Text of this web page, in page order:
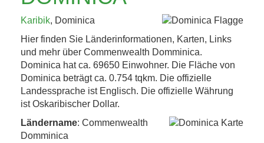
KAFFEEHAUSKULTUR,
K.U.K.-ERBE UND
TRÜFFEL 4. BIS 8....
Jetzt entdecken!
Karibik, Dominica
Hier finden Sie Länderinformationen, Karten, Links
und mehr über Commenwealth Domminica.
Dominica hat ca. 69650 Einwohner. Die Fläche von
Dominica beträgt ca. 0.754 tqkm. Die offizielle
Landessprache ist Englisch. Die offizielle Währung
ist Oskaribischer Dollar.
Ländername: Commenwealth
Domminica